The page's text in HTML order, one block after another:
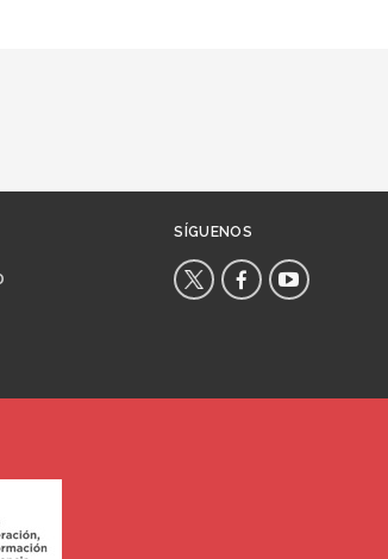
SÍGUENOS